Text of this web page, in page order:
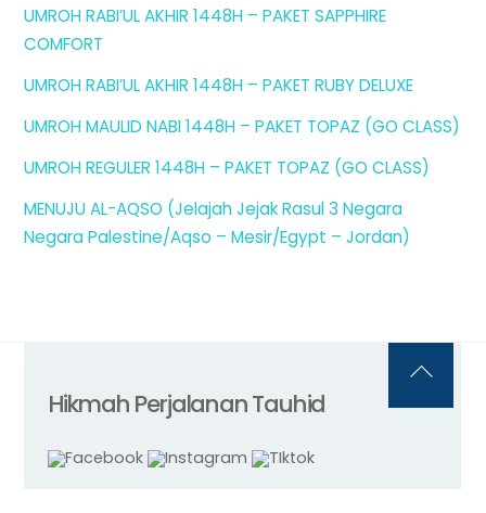
UMROH RABI’UL AKHIR 1448H – PAKET SAPPHIRE
COMFORT
UMROH RABI’UL AKHIR 1448H – PAKET RUBY DELUXE
UMROH MAULID NABI 1448H – PAKET TOPAZ (GO CLASS)
UMROH REGULER 1448H – PAKET TOPAZ (GO CLASS)
MENUJU AL-AQSO (Jelajah Jejak Rasul 3 Negara
Negara Palestine/Aqso – Mesir/Egypt – Jordan)
Hikmah Perjalanan Tauhid